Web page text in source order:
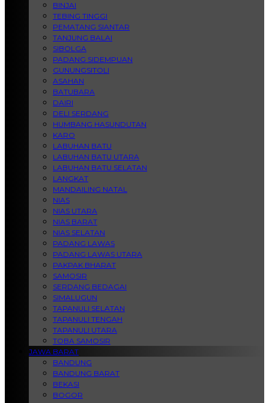
BINJAI
TEBING TINGGI
PEMATANG SIANTAR
TANJUNG BALAI
SIBOLGA
PADANG SIDEMPUAN
GUNUNGSITOLI
ASAHAN
BATUBARA
DAIRI
DELI SERDANG
HUMBANG HASUNDUTAN
KARO
LABUHAN BATU
LABUHAN BATU UTARA
LABUHAN BATU SELATAN
LANGKAT
MANDAILING NATAL
NIAS
NIAS UTARA
NIAS BARAT
NIAS SELATAN
PADANG LAWAS
PADANG LAWAS UTARA
PAKPAK BHARAT
SAMOSIR
SERDANG BEDAGAI
SIMALUGUN
TAPANULI SELATAN
TAPANULI TENGAH
TAPANULI UTARA
TOBA SAMOSIR
JAWA BARAT
BANDUNG
BANDUNG BARAT
BEKASI
BOGOR